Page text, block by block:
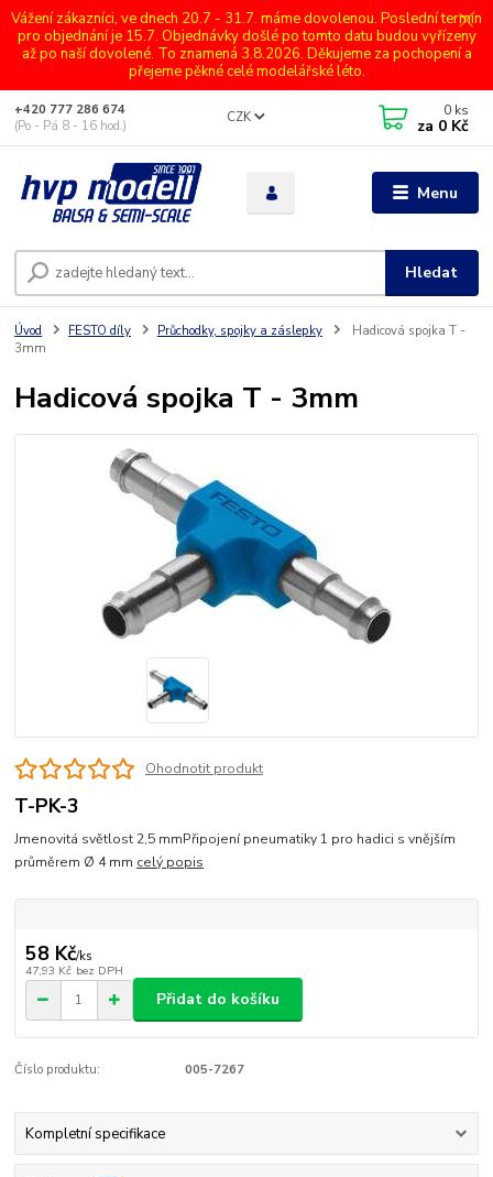
Vážení zákazníci, ve dnech 20.7 - 31.7. máme dovolenou. Poslední termín
pro objednání je 15.7. Objednávky došlé po tomto datu budou vyřízeny
až po naší dovolené. To znamená 3.8.2026. Děkujeme za pochopení a
přejeme pěkné celé modelářské léto.
Menu
CZK
Hledat
+420 777 286 674
(Po - Pá 8 - 16 hod.)
0 ks
za 0 Kč
Úvod FESTO díly Průchodky, spojky a záslepky
Hadicová spojka T -
3mm
Hadicová spojka T - 3mm
Ohodnotit produkt
T-PK-3
Jmenovitá světlost 2,5 mmPřipojení pneumatiky 1 pro hadici s vnějším
průměrem Ø 4 mm celý popis
58 Kč/ks
47,93 Kč bez DPH
Přidat do košíku
Číslo produktu: 005-7267
Kompletní specifikace